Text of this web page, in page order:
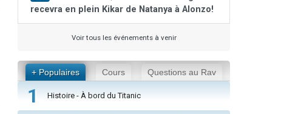
recevra en plein Kikar de Natanya à Alonzo!
Voir tous les événements à venir
+ Populaires Cours Questions au Rav
1 Histoire - À bord du Titanic